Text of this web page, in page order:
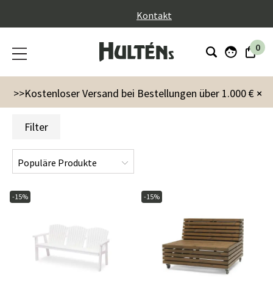
Kontakt
0
×
>>Kostenloser Versand bei Bestellungen über 1.000 €
Markenzeichen Hillerstorp Hillerstorp-Sofas
Filter
-15% -15%